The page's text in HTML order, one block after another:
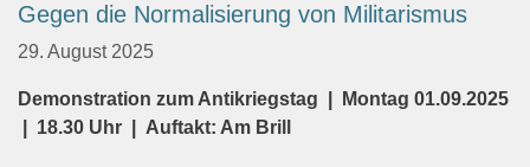
Gegen die Normalisierung von Militarismus
29. August 2025
Demonstration zum Antikriegstag | Montag 01.09.2025
| 18.30 Uhr | Auftakt: Am Brill